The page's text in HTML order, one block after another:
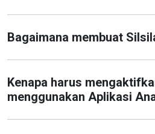
Bagaimana membuat
Kenapa harus
menggunakan Aplikasi